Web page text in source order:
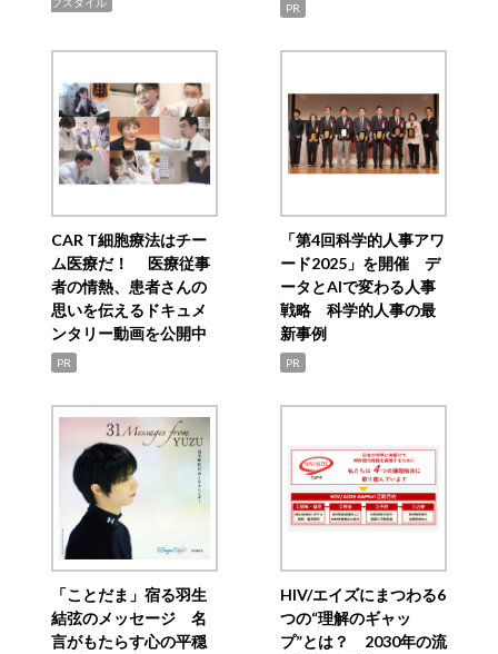
PR
CAR T細胞療法はチー
ム医療だ！ 医療従事
者の情熱、患者さんの
思いを伝えるドキュメ
ンタリー動画を公開中
PR
「第4回科学的人事アワ
ード2025」を開催 デ
ータとAIで変わる人事
戦略 科学的人事の最
新事例
PR
「ことだま」宿る羽生
結弦のメッセージ 名
言がもたらす心の平穏
HIV/エイズにまつわる6
つの“理解のギャッ
プ”とは？ 2030年の流